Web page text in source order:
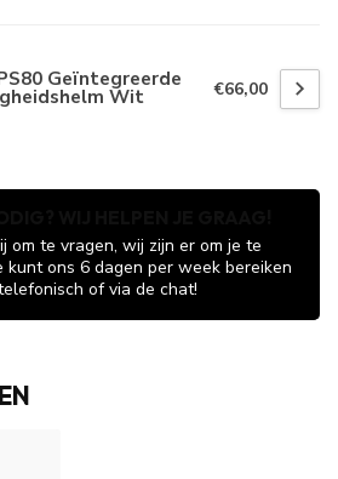
Geïntegreerde
Wit €66,00
om te vragen, wij zijn er om je te
kunt ons 6 dagen per week bereiken
of via de chat!